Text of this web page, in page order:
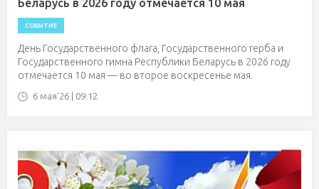
Беларусь в 2026 году отмечается 10 мая
СОБЫТИЕ
День Государственного флага, Государственного герба и
Государственного гимна Республики Беларусь в 2026 году
отмечается 10 мая — во второе воскресенье мая.
6 мая'26 | 09:12